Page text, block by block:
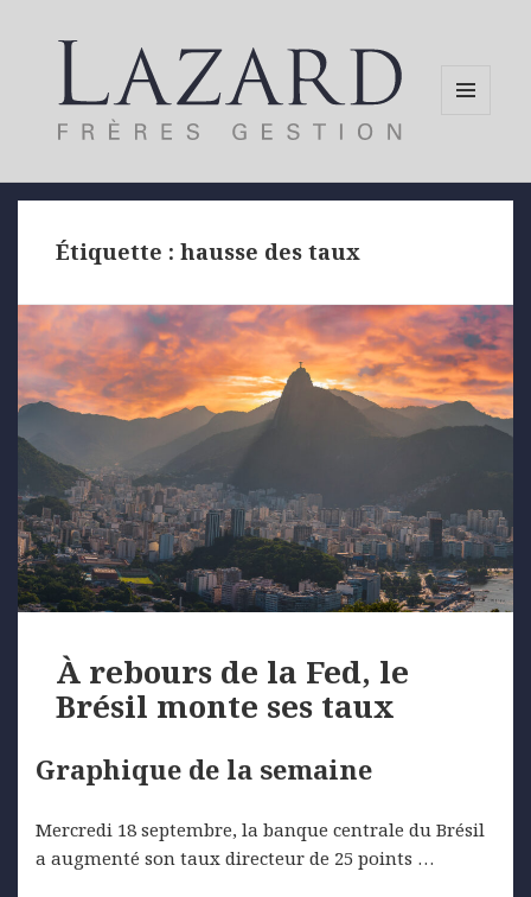
Étiquette :hausse des taux
À rebours de la Fed, le
Brésil monte ses taux
Graphique de la semaine
Mercredi 18 septembre, la banque centrale du Brésil
a augmenté son taux directeur de 25 points …